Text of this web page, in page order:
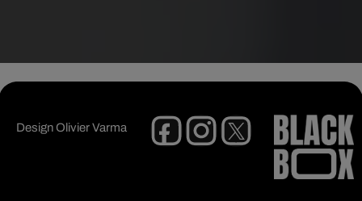
DesignOlivier Varma